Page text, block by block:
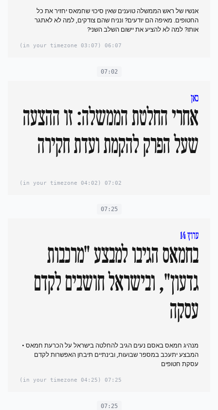
אנשיו של ראש הממשלה טוענים שאין סיכוי שחמאס יחזיר את כל
החטופים. מאיפה הם יודעים? ונניח שהם צודקים, למה לא לאתגר
אותו? למה לא להציע את יישום השלב השני?
06:07
(03:07 in your timezone)
07:02
כאן
אחרי החלטת הממשלה: זו ההצעה
שעל הפרק להקמת ועדת חקירה
07:02
(04:02 in your timezone)
07:25
ערוץ 14
בחמאס הגיבו למבצע "מרכבות
גדעון", ובישראל חושבים לקדם
עסקה
מנהיג חמאס באסם נעים הגיב להחלטה בישראל על הכרעת חמאס •
המבצע יתעכב במספר שבועות, ובינתיים תיבחן האפשרות לקדם
עסקת חטופים
07:25
(04:25 in your timezone)
07:25